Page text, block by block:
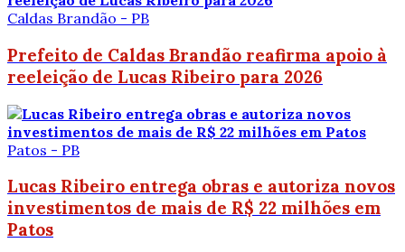
Caldas Brandão - PB
Prefeito de Caldas Brandão reafirma apoio à
reeleição de Lucas Ribeiro para 2026
Patos - PB
Lucas Ribeiro entrega obras e autoriza novos
investimentos de mais de R$ 22 milhões em
Patos